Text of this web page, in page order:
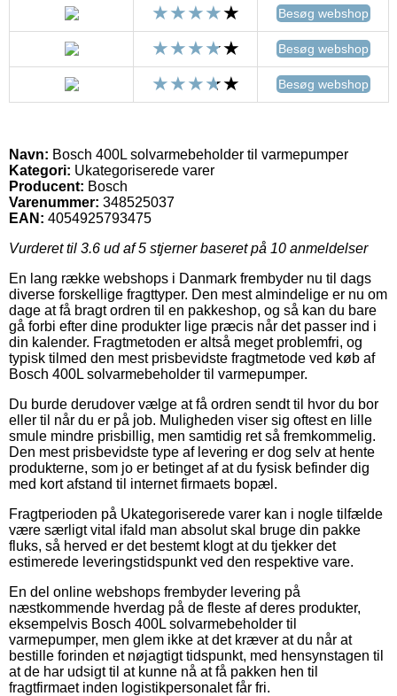
Besøg webshop
Besøg webshop
Besøg webshop
Navn: Bosch 400L solvarmebeholder til varmepumper
Kategori: Ukategoriserede varer
Producent: Bosch
Varenummer: 348525037
EAN: 4054925793475
Vurderet til 3.6 ud af 5 stjerner baseret på 10 anmeldelser
En lang række webshops i Danmark frembyder nu til dags
diverse forskellige fragttyper. Den mest almindelige er nu om
dage at få bragt ordren til en pakkeshop, og så kan du bare
gå forbi efter dine produkter lige præcis når det passer ind i
din kalender. Fragtmetoden er altså meget problemfri, og
typisk tilmed den mest prisbevidste fragtmetode ved køb af
Bosch 400L solvarmebeholder til varmepumper.
Du burde derudover vælge at få ordren sendt til hvor du bor
eller til når du er på job. Muligheden viser sig oftest en lille
smule mindre prisbillig, men samtidig ret så fremkommelig.
Den mest prisbevidste type af levering er dog selv at hente
produkterne, som jo er betinget af at du fysisk befinder dig
med kort afstand til internet firmaets bopæl.
Fragtperioden på Ukategoriserede varer kan i nogle tilfælde
være særligt vital ifald man absolut skal bruge din pakke
fluks, så herved er det bestemt klogt at du tjekker det
estimerede leveringstidspunkt ved den respektive vare.
En del online webshops frembyder levering på
næstkommende hverdag på de fleste af deres produkter,
eksempelvis Bosch 400L solvarmebeholder til
varmepumper, men glem ikke at det kræver at du når at
bestille forinden et nøjagtigt tidspunkt, med hensynstagen til
at de har udsigt til at kunne nå at få pakken hen til
fragtfirmaet inden logistikpersonalet får fri.